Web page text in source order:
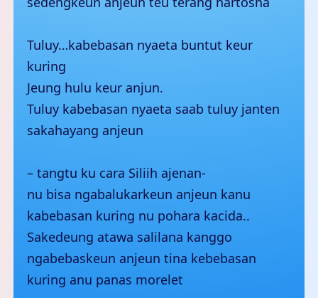
Tuluy…kabebasan nyaeta buntut keur
kuring
Jeung hulu keur anjun.
Tuluy kabebasan nyaeta saab tuluy janten
sakahayang anjeun
– tangtu ku cara Siliih ajenan-
nu bisa ngabalukarkeun anjeun kanu
kabebasan kuring nu pohara kacida..
Sakedeung atawa salilana kanggo
ngabebaskeun anjeun tina kebebasan
kuring anu panas morelet